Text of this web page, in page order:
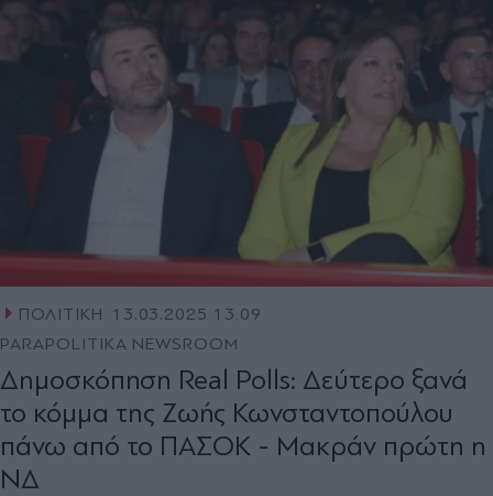
ΠΟΛΙΤΙΚΗ
13.03.2025 13:09
PARAPOLITIKA NEWSROOM
Δημοσκόπηση Real Polls: Δεύτερο ξανά
το κόμμα της Ζωής Κωνσταντοπούλου
πάνω από το ΠΑΣΟΚ - Μακράν πρώτη η
ΝΔ